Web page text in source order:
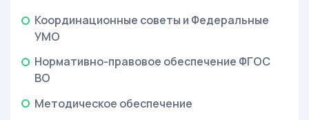
Координационные советы и Федеральные
УМО
Нормативно-правовое обеспечение ФГОС
ВО
Методическое обеспечение